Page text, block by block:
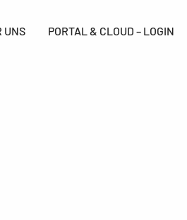
UNS PORTAL & CLOUD – LOGIN